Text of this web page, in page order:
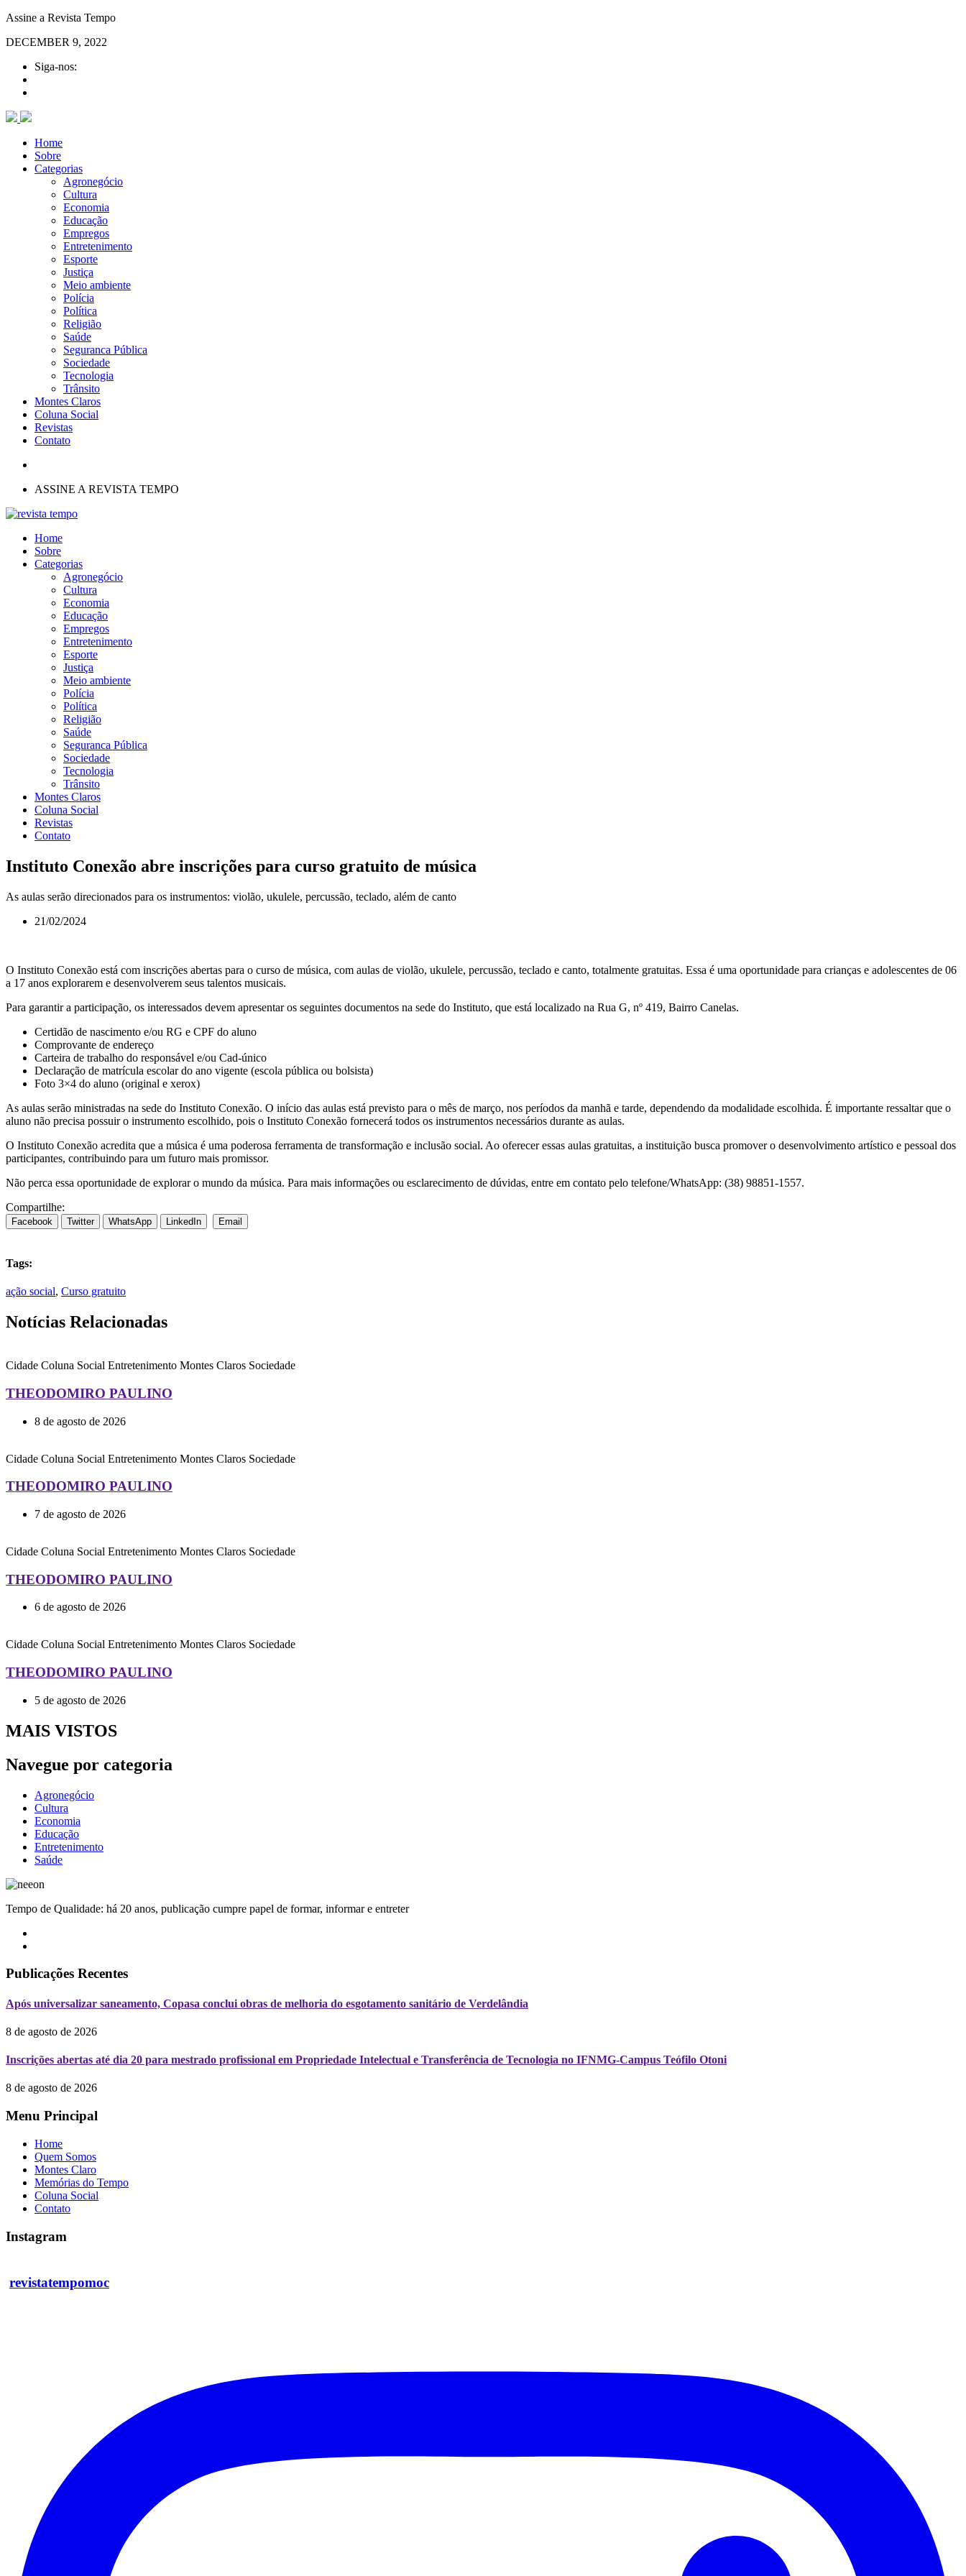
Assine a Revista Tempo
DECEMBER 9, 2022
Siga-nos:
Home
Sobre
Categorias
Agronegócio
Cultura
Economia
Educação
Empregos
Entretenimento
Esporte
Justiça
Meio ambiente
Polícia
Política
Religião
Saúde
Seguranca Pública
Sociedade
Tecnologia
Trânsito
Montes Claros
Coluna Social
Revistas
Contato
ASSINE A REVISTA TEMPO
Home
Sobre
Categorias
Agronegócio
Cultura
Economia
Educação
Empregos
Entretenimento
Esporte
Justiça
Meio ambiente
Polícia
Política
Religião
Saúde
Seguranca Pública
Sociedade
Tecnologia
Trânsito
Montes Claros
Coluna Social
Revistas
Contato
Instituto Conexão abre inscrições para curso gratuito de música
As aulas serão direcionados para os instrumentos: violão, ukulele, percussão, teclado, além de canto
21/02/2024
O Instituto Conexão está com inscrições abertas para o curso de música, com aulas de violão, ukulele, percussão, teclado e canto, totalmente gratuitas. Essa é uma oportunidade para crianças e adolescentes de 06
a 17 anos explorarem e desenvolverem seus talentos musicais.
Para garantir a participação, os interessados devem apresentar os seguintes documentos na sede do Instituto, que está localizado na Rua G, nº 419, Bairro Canelas.
Certidão de nascimento e/ou RG e CPF do aluno
Comprovante de endereço
Carteira de trabalho do responsável e/ou Cad-único
Declaração de matrícula escolar do ano vigente (escola pública ou bolsista)
Foto 3×4 do aluno (original e xerox)
As aulas serão ministradas na sede do Instituto Conexão. O início das aulas está previsto para o mês de março, nos períodos da manhã e tarde, dependendo da modalidade escolhida. É importante ressaltar que o
aluno não precisa possuir o instrumento escolhido, pois o Instituto Conexão fornecerá todos os instrumentos necessários durante as aulas.
O Instituto Conexão acredita que a música é uma poderosa ferramenta de transformação e inclusão social. Ao oferecer essas aulas gratuitas, a instituição busca promover o desenvolvimento artístico e pessoal dos
participantes, contribuindo para um futuro mais promissor.
Não perca essa oportunidade de explorar o mundo da música. Para mais informações ou esclarecimento de dúvidas, entre em contato pelo telefone/WhatsApp: (38) 98851-1557.
Compartilhe:
Facebook Twitter WhatsApp LinkedIn Email
Tags:
ação social, Curso gratuito
Notícias Relacionadas
Cidade Coluna Social Entretenimento Montes Claros Sociedade
THEODOMIRO PAULINO
8 de agosto de 2026
Cidade Coluna Social Entretenimento Montes Claros Sociedade
THEODOMIRO PAULINO
7 de agosto de 2026
Cidade Coluna Social Entretenimento Montes Claros Sociedade
THEODOMIRO PAULINO
6 de agosto de 2026
Cidade Coluna Social Entretenimento Montes Claros Sociedade
THEODOMIRO PAULINO
5 de agosto de 2026
MAIS VISTOS
Navegue por categoria
Agronegócio
Cultura
Economia
Educação
Entretenimento
Saúde
Tempo de Qualidade: há 20 anos, publicação cumpre papel de formar, informar e entreter
Publicações Recentes
Após universalizar saneamento, Copasa conclui obras de melhoria do esgotamento sanitário de Verdelândia
8 de agosto de 2026
Inscrições abertas até dia 20 para mestrado profissional em Propriedade Intelectual e Transferência de Tecnologia no IFNMG-Campus Teófilo Otoni
8 de agosto de 2026
Menu Principal
Home
Quem Somos
Montes Claro
Memórias do Tempo
Coluna Social
Contato
Instagram
revistatempomoc